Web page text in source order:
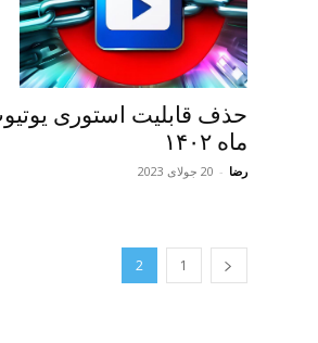
حذف قابلیت استوری
ماه ۱۴۰۲
رضا - 20 جولای 2023
1
2